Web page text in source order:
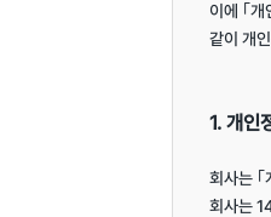
이에 ｢개
같이 개
1. 개인
회사는 ｢
회사는